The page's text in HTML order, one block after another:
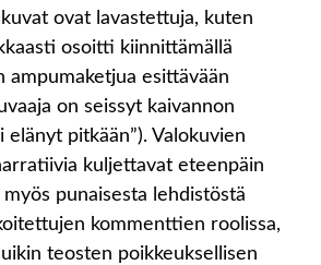
ovat lavastettuja, kuten
osoitti kiinnittämällä
ampumaketjua esittävään
on seissyt kaivannon
elänyt pitkään”). Valokuvien
kuljettavat eteenpäin
punaisesta lehdistöstä
kommenttien roolissa,
teosten poikkeuksellisen